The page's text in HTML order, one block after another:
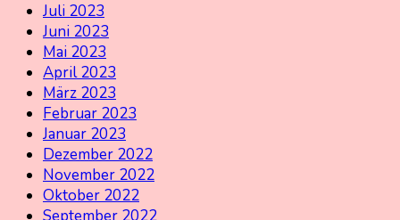
Juli 2023
Juni 2023
Mai 2023
April 2023
März 2023
Februar 2023
Januar 2023
Dezember 2022
November 2022
Oktober 2022